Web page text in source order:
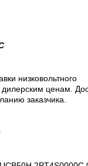
низковольтного
ценам.
заказчика.